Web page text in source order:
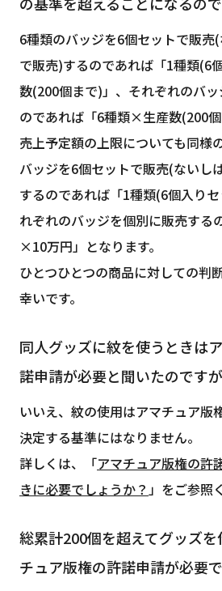
6種類のバッジを6個セットで販売
で販売)するのであれば「1種類(6
数(200個まで)」、それぞれのバ
のであれば「6種類×生産数(200個
売上予定額の上限についても同様
バッジを6個セットで販売(ないし
するのであれば「1種類(6個入り
れぞれのバッジを個別に販売する
×10万円」となります。
ひとつひとつの商品に対しての判
幸いです。
同人グッズに紋を使うときは
諾申請が必要と聞いたので
いいえ、紋の使用はアマチュア版
決定する基準にはなりません。
詳しくは、「アマチュア版権の許
きに必要でしょうか？」をご参照
総累計200個を超えてグッズ
チュア版権の許諾申請が必要